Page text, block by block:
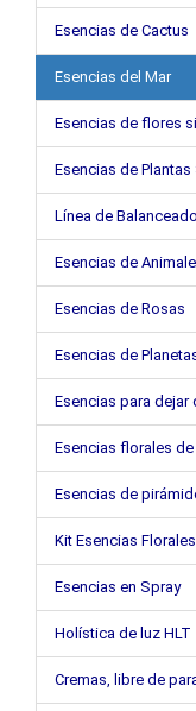
Esencias de Cactus
Esencias del Mar
Esencias de flores
Esencias de
Línea de
Esencias de
Esencias de Rosas
Esencias de
Esencias para dejar
Esencias florales de
Esencias de
Kit Esencias Florales
Esencias en Spray
Holística de luz HLT
Cremas, libre de